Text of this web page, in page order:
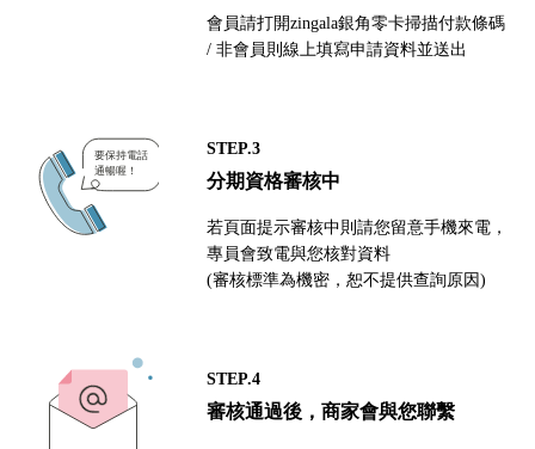
會員請打開zingala銀角零卡掃描付款條碼
/ 非會員則線上填寫申請資料並送出
STEP.3
分期資格審核中
若頁面提示審核中則請您留意手機來電，
專員會致電與您核對資料
(審核標準為機密，恕不提供查詢原因)
STEP.4
審核通過後，商家會與您聯繫